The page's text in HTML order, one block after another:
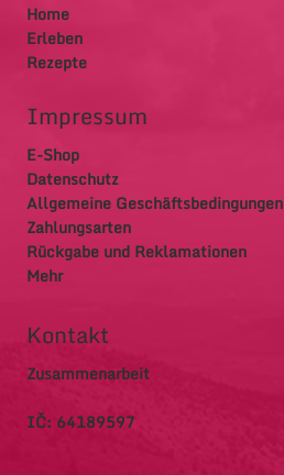
Home
Erleben
Rezepte
Impressum
E-Shop
Datenschutz
Allgemeine Geschäftsbedingungen
Zahlungsarten
Rückgabe und Reklamationen
Mehr
Kontakt
Zusammenarbeit
IČ: 64189597